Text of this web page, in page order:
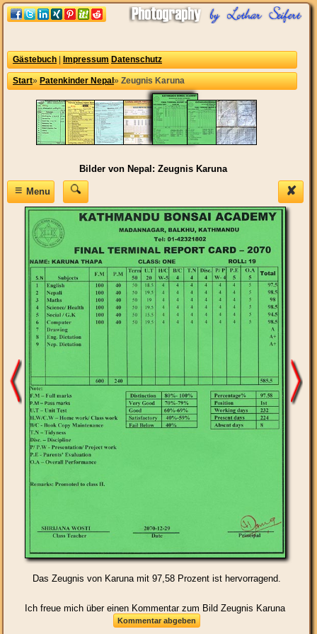
Gästebuch Impressum Datenschutz
Start» Patenkinder Nepal » Zeugnis Karuna
Bilder von Nepal: Zeugnis Karuna
✘
≡Menu
Das Zeugnis von Karuna mit 97,58 Prozent ist hervorragend.
Ich freue mich über einen Kommentar zum Bild Zeugnis Karuna